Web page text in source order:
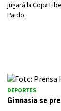
jugará la Copa
Pardo.
DEPORTES
Gimnasia se